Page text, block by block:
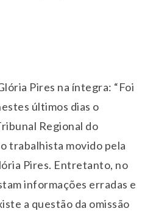
Pires na íntegra: “Foi
últimos dias o
Regional do
trabalhista movido pela
Pires. Entretanto, no
informações erradas e
a questão da omissão